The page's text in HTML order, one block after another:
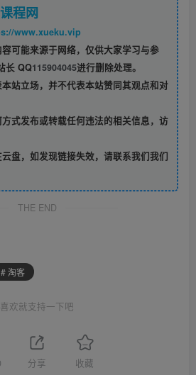
程网
www.xueku.vip
可能来源于网络，仅供大家学习与参
长 QQ115904045进行删除处理。
站立场，并不代表本站赞同其观点和对
式发布或转载任何违法的相关信息，访
盘，如发现链接失效，请联系我们我们
THE END
# 淘客
喜欢就支持一下吧
分享 收藏